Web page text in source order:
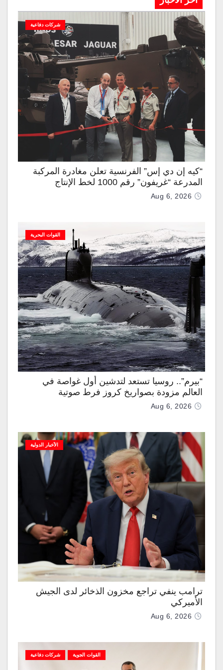
شركات دفاعية
“كيه إن دي إس” الفرنسية تعلن مغادرة المركبة
المدرعة “غريفون” رقم 1000 لخط الإنتاج
Aug 6, 2026
القوات البحرية
“بيرم”.. روسيا تستعد لتدشين أول غواصة في
العالم مزودة بصواريخ كروز فرط صوتية
Aug 6, 2026
الأخبار الدولية
ترامب ينفي تراجع مخزون الذخائر لدى الجيش
الأميركي
Aug 6, 2026
القوات الجوية شركات دفاعية